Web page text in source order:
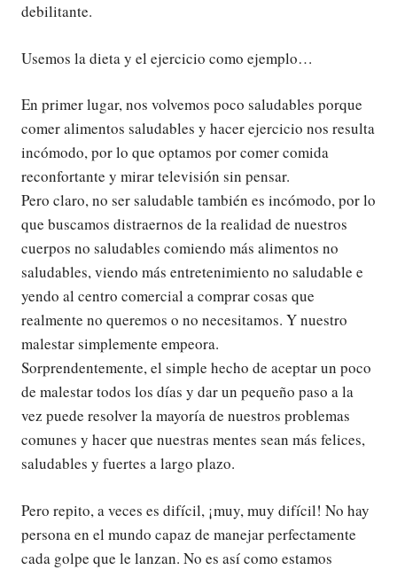
debilitante.
Usemos la dieta y el ejercicio como ejemplo…
En primer lugar, nos volvemos poco saludables porque
comer alimentos saludables y hacer ejercicio nos resulta
incómodo, por lo que optamos por comer comida
reconfortante y mirar televisión sin pensar.
Pero claro, no ser saludable también es incómodo, por lo
que buscamos distraernos de la realidad de nuestros
cuerpos no saludables comiendo más alimentos no
saludables, viendo más entretenimiento no saludable e
yendo al centro comercial a comprar cosas que
realmente no queremos o no necesitamos. Y nuestro
malestar simplemente empeora.
Sorprendentemente, el simple hecho de aceptar un poco
de malestar todos los días y dar un pequeño paso a la
vez puede resolver la mayoría de nuestros problemas
comunes y hacer que nuestras mentes sean más felices,
saludables y fuertes a largo plazo.
Pero repito, a veces es difícil, ¡muy, muy difícil! No hay
persona en el mundo capaz de manejar perfectamente
cada golpe que le lanzan. No es así como estamos